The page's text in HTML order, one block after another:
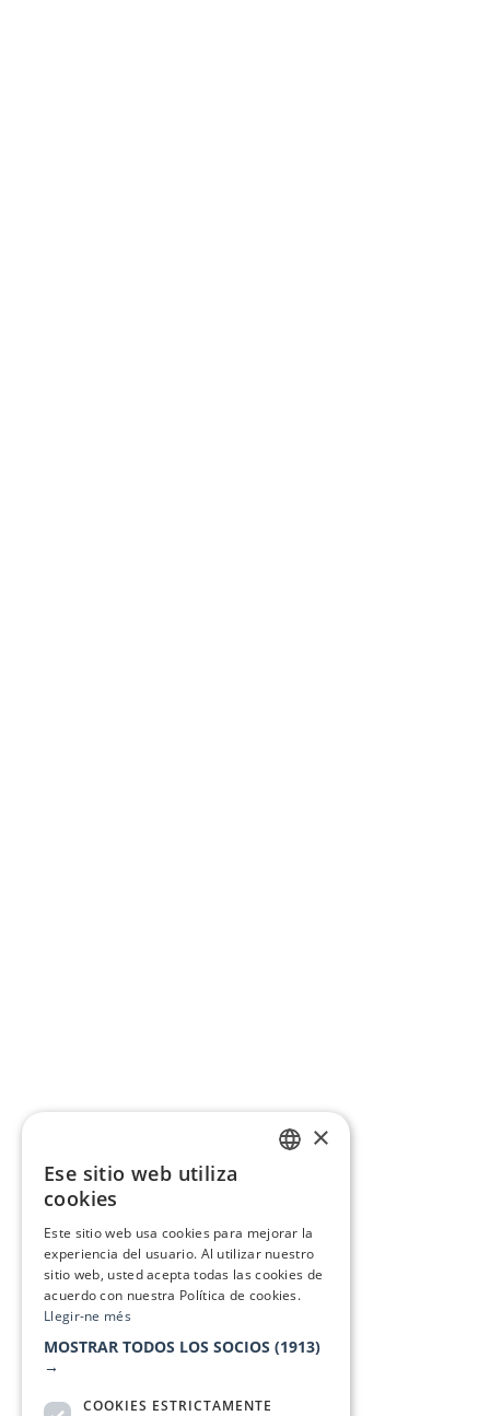
×
Ese sitio web utiliza
cookies
Este sitio web usa cookies para mejorar la
experiencia del usuario. Al utilizar nuestro
sitio web, usted acepta todas las cookies de
acuerdo con nuestra Política de cookies.
Llegir-ne més
MOSTRAR TODOS LOS SOCIOS (1913)
→
COOKIES ESTRICTAMENTE